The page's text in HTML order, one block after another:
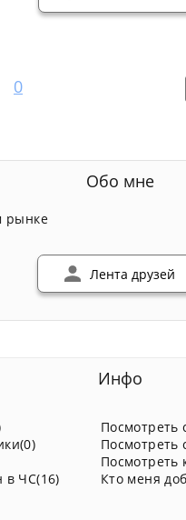
0
Обо мне
рынке
Лента друзей
Инфо
в ЧС(16)
Посмотреть
Посмотреть
Посмотреть
Кто меня